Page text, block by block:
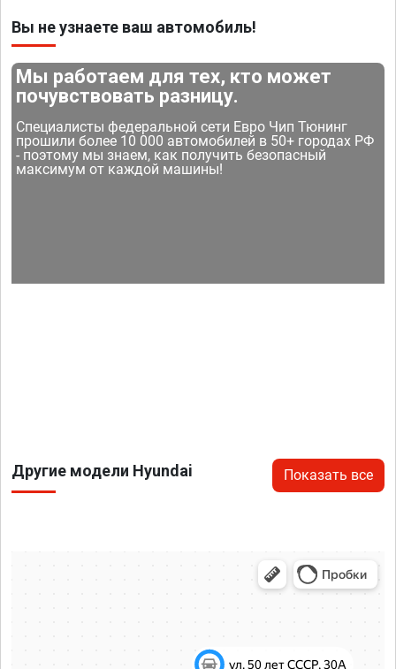
Вы не узнаете ваш автомобиль!
Мы работаем для тех, кто может
почувствовать разницу.
Специалисты федеральной сети Евро Чип Тюнинг
прошили более 10 000 автомобилей в 50+ городах РФ
- поэтому мы знаем, как получить безопасный
максимум от каждой машины!
Другие модели Hyundai Показать все